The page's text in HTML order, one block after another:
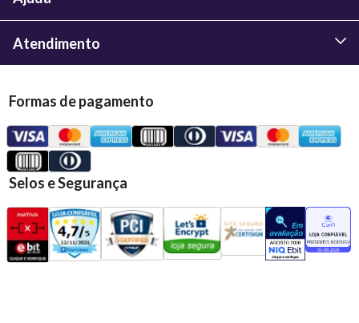
Atendimento
Formas de pagamento
Selos e Segurança